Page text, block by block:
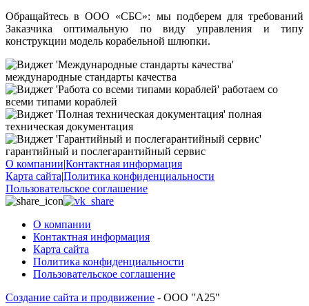
Обращайтесь в ООО «СБС»: мы подберем для требований
Заказчика оптимальную по виду управления и типу
конструкции модель корабельной шлюпки.
международные стандарты качества
работаем со
всеми типами кораблей
полная
техническая документация
гарантийный и послегарантийный сервис
О компании|Контактная информация
Карта сайта|Политика конфиденциальности
Пользовательское соглашение
О компании
Контактная информация
Карта сайта
Политика конфиденциальности
Пользовательское соглашение
Создание сайта и продвижение - ООО "А25"